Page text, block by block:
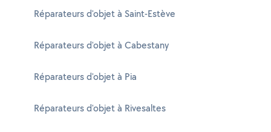
Réparateurs d'objet à Saint-Estève
Réparateurs d'objet à Cabestany
Réparateurs d'objet à Pia
Réparateurs d'objet à Rivesaltes